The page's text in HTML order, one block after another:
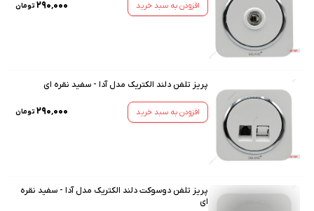
افزودن به سبد خرید ۲۹۰٬۰۰۰ تومان
پریز تلفن دلند الکتریک مدل آدا - سفید نقره ای
افزودن به سبد خرید ۲۹۰٬۰۰۰ تومان
پریز تلفن دوسوکت دلند الکتریک مدل آدا - سفید نقره
ای